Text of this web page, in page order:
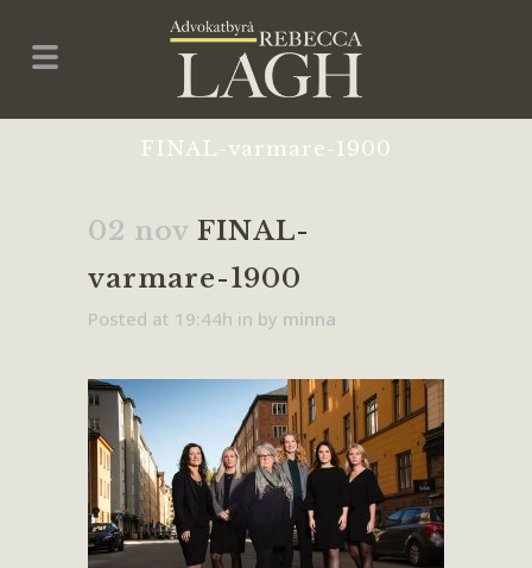
FINAL-varmare-1900
02 nov FINAL-
varmare-1900
Posted at 19:44h in by minna